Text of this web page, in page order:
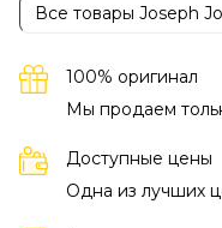
Все товары Joseph
100% оригинал
Мы продаем
Доступные цены
Одна из лучших